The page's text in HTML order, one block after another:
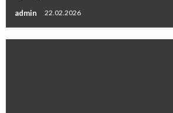
admin 22.02.2026